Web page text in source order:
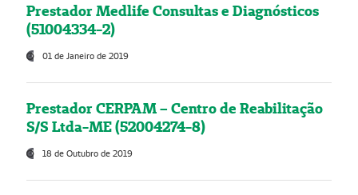
Prestador Medlife Consultas e Diagnósticos
(51004334-2)
01 de Janeiro de 2019
Prestador CERPAM – Centro de Reabilitação
S/S Ltda-ME (52004274-8)
18 de Outubro de 2019